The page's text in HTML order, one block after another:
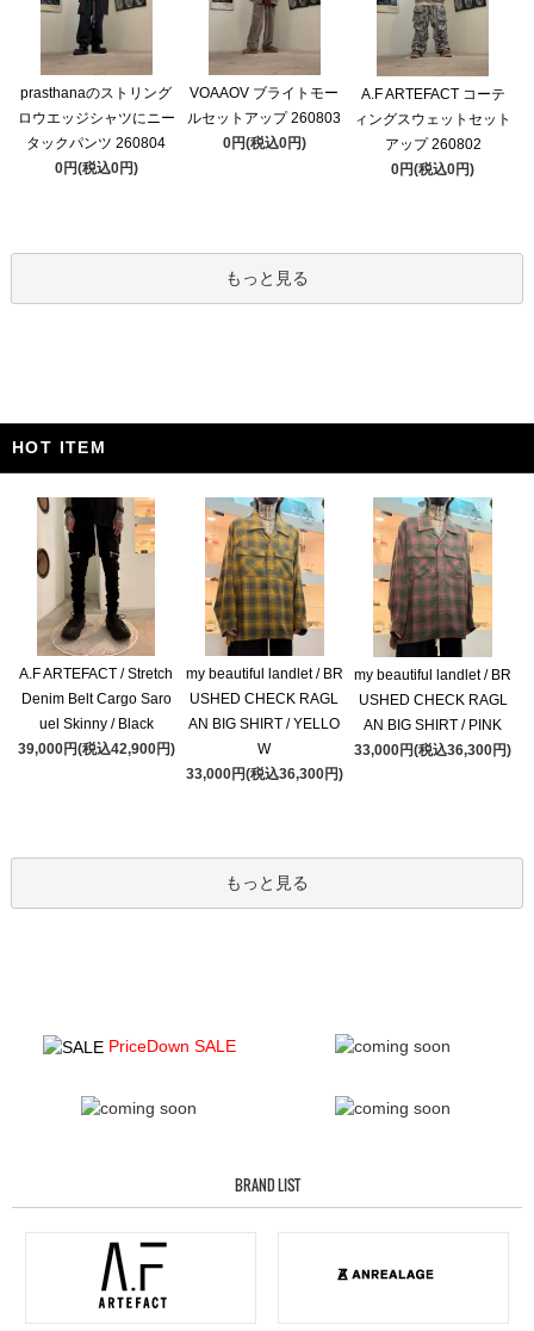
prasthanaのストリング
ロウエッジシャツにニー
タックパンツ 260804
0円(税込0円)
VOAAOV ブライトモー
ルセットアップ 260803
0円(税込0円)
A.F ARTEFACT コーテ
ィングスウェットセット
アップ 260802
0円(税込0円)
もっと見る
HOT ITEM
A.F ARTEFACT / Stretch
Denim Belt Cargo Saro
uel Skinny / Black
39,000円(税込42,900円)
my beautiful landlet / BR
USHED CHECK RAGL
AN BIG SHIRT / YELLO
W
33,000円(税込36,300円)
my beautiful landlet / BR
USHED CHECK RAGL
AN BIG SHIRT / PINK
33,000円(税込36,300円)
もっと見る
PriceDown SALE
BRAND LIST